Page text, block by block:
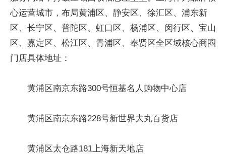
心运营城市，布局黄浦区、静安区、徐汇区、浦东新
区、长宁区、普陀区、虹口区、杨浦区、闵行区、宝山
区、嘉定区、松江区、青浦区、奉贤区全区域核心商圈
门店具体地址：
黄浦区南京东路300号恒基名人购物中心店
黄浦区南京东路228号新世界大丸百货店
黄浦区太仓路181上海新天地店